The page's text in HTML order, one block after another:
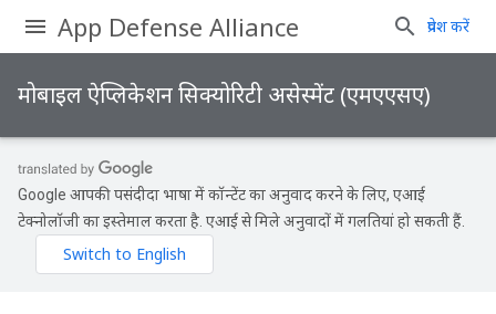
App Defense Alliance प्रवेश करें
मोबाइल ऐप्लिकेशन सिक्योरिटी असेस्मेंट (एमएएसए)
Google आपकी पसंदीदा भाषा में कॉन्टेंट का अनुवाद करने के लिए, एआई
टेक्नोलॉजी का इस्तेमाल करता है. एआई से मिले अनुवादों में गलतियां हो सकती हैं.